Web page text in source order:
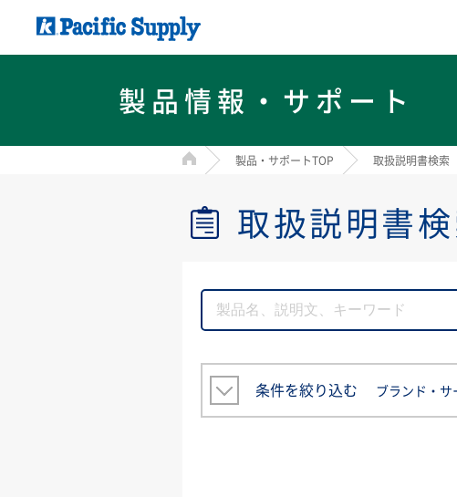
製品情報・サポート
HOME 製品・サポートTOP 取扱説明書検索
取扱説明書
条件を絞り込む ブランド・サ